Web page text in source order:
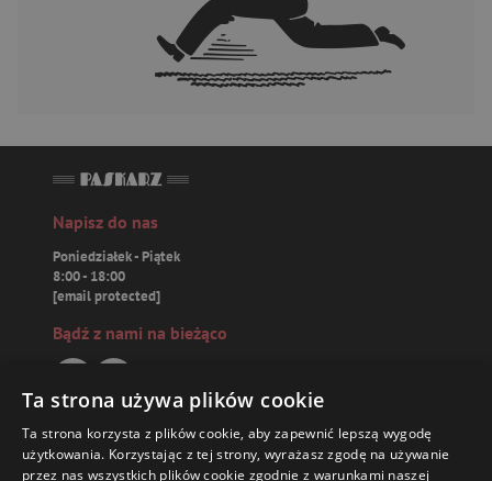
Napisz do nas
Poniedziałek - Piątek
8:00 - 18:00
[email protected]
Bądź z nami na bieżąco
Paskarz.pl
Ta strona używa plików cookie
Ta strona korzysta z plików cookie, aby zapewnić lepszą wygodę
użytkowania. Korzystając z tej strony, wyrażasz zgodę na używanie
przez nas wszystkich plików cookie zgodnie z warunkami naszej